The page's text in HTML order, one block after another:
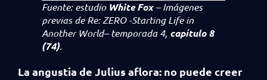
Fuente: estudio White Fox– Imágenes
previas deRe: ZERO -Starting Life in
Another World– temporada 4, capítulo 8
(74).
La angustia de Julius aflora: no puede creer